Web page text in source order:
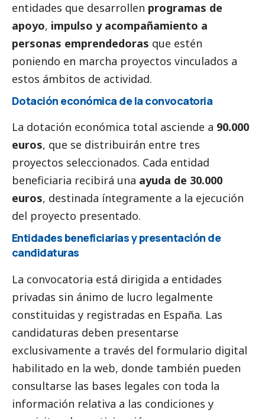
entidades que desarrollen programas de
apoyo, impulso y acompañamiento a
personas emprendedoras que estén
poniendo en marcha proyectos vinculados a
estos ámbitos de actividad.
Dotación económica de la convocatoria
La dotación económica total asciende a 90.000
euros, que se distribuirán entre tres
proyectos seleccionados. Cada entidad
beneficiaria recibirá una ayuda de 30.000
euros, destinada íntegramente a la ejecución
del proyecto presentado.
Entidades beneficiarias y presentación de
candidaturas
La convocatoria está dirigida a entidades
privadas sin ánimo de lucro legalmente
constituidas y registradas en España. Las
candidaturas deben presentarse
exclusivamente a través del formulario digital
habilitado en la web, donde también pueden
consultarse las bases legales con toda la
información relativa a las condiciones y